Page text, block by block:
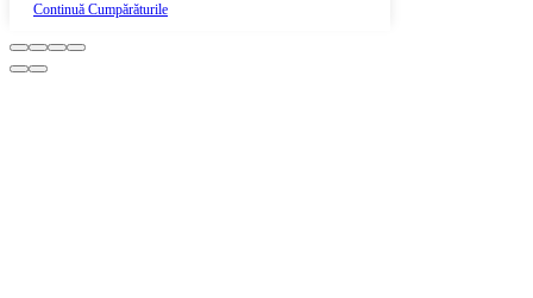
Continuă Cumpărăturile